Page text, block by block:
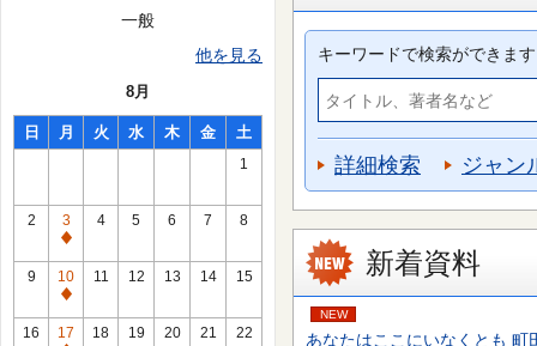
一般
他を見る
8月
日 月 火 水 木 金 土
1
2
3
通
常
休
館
4 5 6 7 8
9
10
通
常
11 12 13 14 15
16
17
18 19 20 21 22
キーワードで検索ができます
詳細検索 ジャン
新着資料
NEW
あなたはここにいなくとも